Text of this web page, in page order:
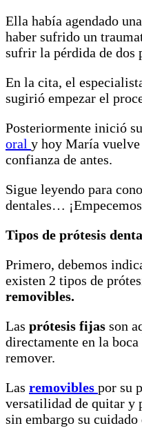
Ella había agendado
haber sufrido un
sufrir la pérdida de dos
En la cita, el
sugirió empezar el
Posteriormente inició
oral y hoy María
confianza de antes.
Sigue leyendo para
dentales…
Tipos de prótesis
Primero, debemos
existen 2 tipos de
removibles.
Las prótesis fijas son
directamente en la
remover.
Las removibles por su
versatilidad de quitar y
sin embargo su cuidado